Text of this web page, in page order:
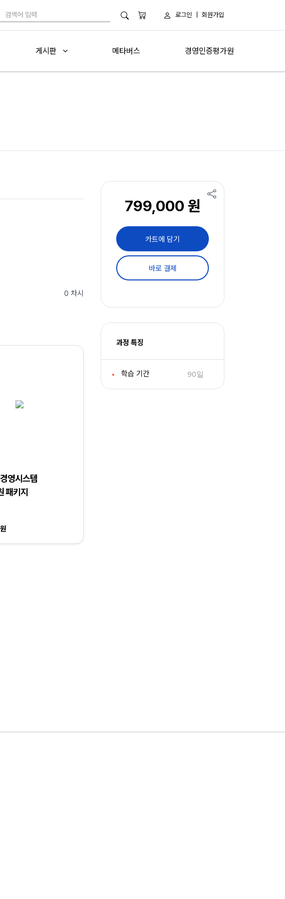
로그인 회원가입
게시판 메타버스 경영인증평가원
0 차시
영시스템
패키지
799,000 원
카트에 담기
바로 결제
과정 특징
학습 기간 90일